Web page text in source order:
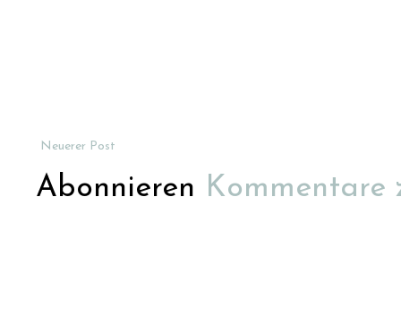
Neuerer Post
Abonnieren Kommentare